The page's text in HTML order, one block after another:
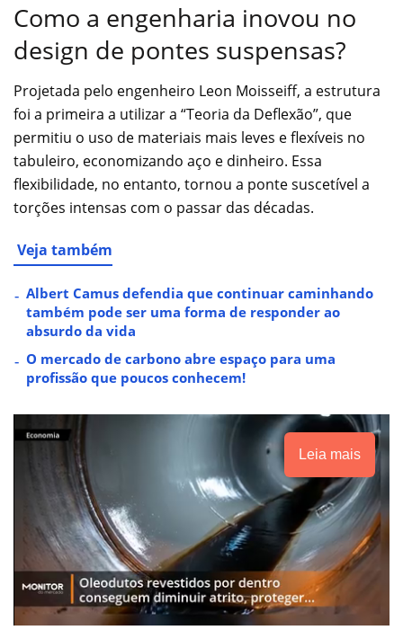
Como a engenharia inovou no
design de pontes suspensas?
Projetada pelo engenheiro Leon Moisseiff, a estrutura
foi a primeira a utilizar a “Teoria da Deflexão”, que
permitiu o uso de materiais mais leves e flexíveis no
tabuleiro, economizando aço e dinheiro. Essa
flexibilidade, no entanto, tornou a ponte suscetível a
torções intensas com o passar das décadas.
Veja também
Albert Camus defendia que continuar caminhando
também pode ser uma forma de responder ao
absurdo da vida
O mercado de carbono abre espaço para uma
profissão que poucos conhecem!
Leia mais